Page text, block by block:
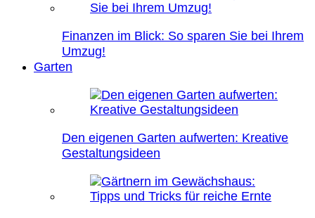
Finanzen im Blick: So sparen Sie bei Ihrem
Umzug!
Garten
Den eigenen Garten aufwerten: Kreative
Gestaltungsideen